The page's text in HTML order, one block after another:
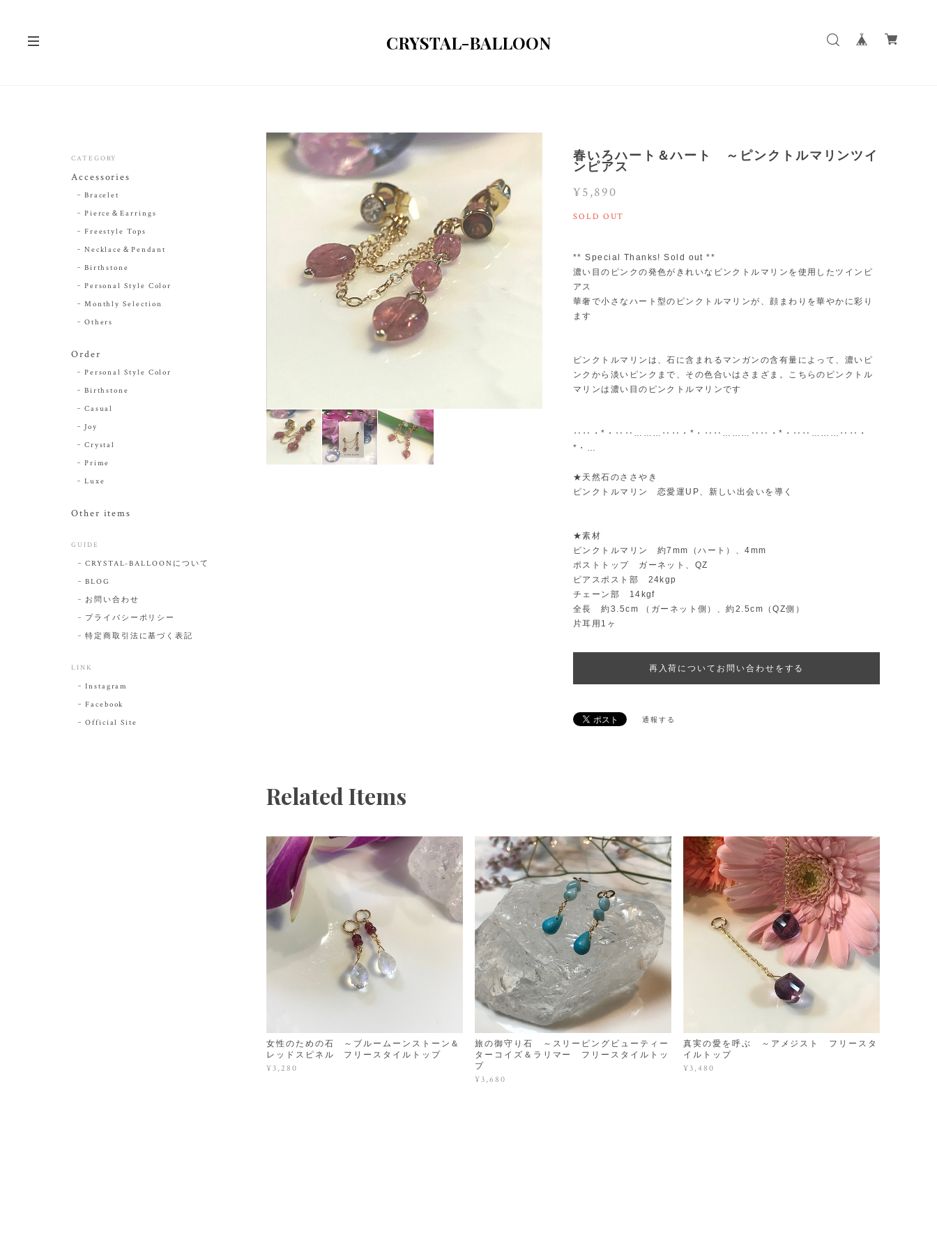
CRYSTAL-BALLOON
春いろハート＆ハート ～ピンクトルマリンツイ
ンピアス
¥5,890
SOLD OUT
** Special Thanks! Sold out **
濃い目のピンクの発色がきれいなピンクトルマリンを使用したツインピ
アス
華奢で小さなハート型のピンクトルマリンが、顔まわりを華やかに彩り
ます
ピンクトルマリンは、石に含まれるマンガンの含有量によって、濃いピ
ンクから淡いピンクまで、その色合いはさまざま。こちらのピンクトル
マリンは濃い目のピンクトルマリンです
‥‥・*・‥‥………‥‥・*・‥‥………‥‥・*・‥‥………‥‥・
*・…
★天然石のささやき
ピンクトルマリン 恋愛運UP、新しい出会いを導く
★素材
ピンクトルマリン 約7mm（ハート）、4mm
ポストトップ ガーネット、QZ
ピアスポスト部 24kgp
チェーン部 14kgf
全長 約3.5cm （ガーネット側）、約2.5cm（QZ側）
片耳用1ヶ
再入荷についてお問い合わせをする
通報する
Related Items
女性のための石 ～ブルームーンストーン＆
レッドスピネル フリースタイルトップ
¥3,280
旅の御守り石 ～スリーピングビューティー
ターコイズ＆ラリマー フリースタイルトッ
プ
¥3,680
真実の愛を呼ぶ ～アメジスト フリースタ
イルトップ
¥3,480
CATEGORY
Accessories
Bracelet
Pierce＆Earrings
Freestyle Tops
Necklace＆Pendant
Birthstone
Personal Style Color
Monthly Selection
Others
Order
Personal Style Color
Birthstone
Casual
Joy
Crystal
Prime
Luxe
Other items
GUIDE
CRYSTAL-BALLOONについて
BLOG
お問い合わせ
プライバシーポリシー
特定商取引法に基づく表記
LINK
Instagram
Facebook
Official Site